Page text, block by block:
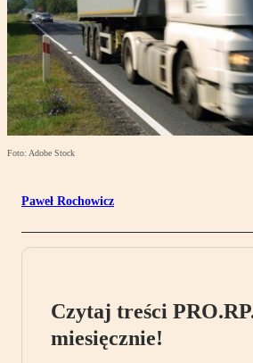
Foto: Adobe Stock
Paweł Rochowicz
Czytaj treści
miesięcznie!